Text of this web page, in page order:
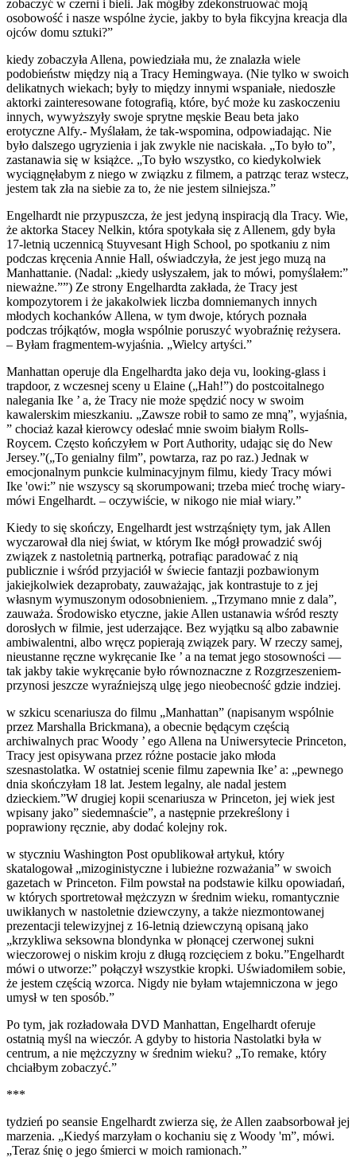
zobaczyć w czerni i bieli. Jak mógłby zdekonstruować moją
osobowość i nasze wspólne życie, jakby to była fikcyjna kreacja dla
ojców domu sztuki?”
kiedy zobaczyła Allena, powiedziała mu, że znalazła wiele
podobieństw między nią a Tracy Hemingwaya. (Nie tylko w swoich
delikatnych wiekach; były to między innymi wspaniałe, niedoszłe
aktorki zainteresowane fotografią, które, być może ku zaskoczeniu
innych, wywyższyły swoje sprytne męskie Beau beta jako
erotyczne Alfy.- Myślałam, że tak-wspomina, odpowiadając. Nie
było dalszego ugryzienia i jak zwykle nie naciskała. „To było to”,
zastanawia się w książce. „To było wszystko, co kiedykolwiek
wyciągnęłabym z niego w związku z filmem, a patrząc teraz wstecz,
jestem tak zła na siebie za to, że nie jestem silniejsza.”
Engelhardt nie przypuszcza, że jest jedyną inspiracją dla Tracy. Wie,
że aktorka Stacey Nelkin, która spotykała się z Allenem, gdy była
17-letnią uczennicą Stuyvesant High School, po spotkaniu z nim
podczas kręcenia Annie Hall, oświadczyła, że jest jego muzą na
Manhattanie. (Nadal: „kiedy usłyszałem, jak to mówi, pomyślałem:”
nieważne.””) Ze strony Engelhardta zakłada, że Tracy jest
kompozytorem i że jakakolwiek liczba domniemanych innych
młodych kochanków Allena, w tym dwoje, których poznała
podczas trójkątów, mogła wspólnie poruszyć wyobraźnię reżysera.
– Byłam fragmentem-wyjaśnia. „Wielcy artyści.”
Manhattan operuje dla Engelhardta jako deja vu, looking-glass i
trapdoor, z wczesnej sceny u Elaine („Hah!”) do postcoitalnego
nalegania Ike ’ a, że Tracy nie może spędzić nocy w swoim
kawalerskim mieszkaniu. „Zawsze robił to samo ze mną”, wyjaśnia,
” chociaż kazał kierowcy odesłać mnie swoim białym Rolls-
Roycem. Często kończyłem w Port Authority, udając się do New
Jersey.”(„To genialny film”, powtarza, raz po raz.) Jednak w
emocjonalnym punkcie kulminacyjnym filmu, kiedy Tracy mówi
Ike 'owi:” nie wszyscy są skorumpowani; trzeba mieć trochę wiary-
mówi Engelhardt. – oczywiście, w nikogo nie miał wiary.”
Kiedy to się skończy, Engelhardt jest wstrząśnięty tym, jak Allen
wyczarował dla niej świat, w którym Ike mógł prowadzić swój
związek z nastoletnią partnerką, potrafiąc paradować z nią
publicznie i wśród przyjaciół w świecie fantazji pozbawionym
jakiejkolwiek dezaprobaty, zauważając, jak kontrastuje to z jej
własnym wymuszonym odosobnieniem. „Trzymano mnie z dala”,
zauważa. Środowisko etyczne, jakie Allen ustanawia wśród reszty
dorosłych w filmie, jest uderzające. Bez wyjątku są albo zabawnie
ambiwalentni, albo wręcz popierają związek pary. W rzeczy samej,
nieustanne ręczne wykręcanie Ike ’ a na temat jego stosowności —
tak jakby takie wykręcanie było równoznaczne z Rozgrzeszeniem-
przynosi jeszcze wyraźniejszą ulgę jego nieobecność gdzie indziej.
w szkicu scenariusza do filmu „Manhattan” (napisanym wspólnie
przez Marshalla Brickmana), a obecnie będącym częścią
archiwalnych prac Woody ’ ego Allena na Uniwersytecie Princeton,
Tracy jest opisywana przez różne postacie jako młoda
szesnastolatka. W ostatniej scenie filmu zapewnia Ike’ a: „pewnego
dnia skończyłam 18 lat. Jestem legalny, ale nadal jestem
dzieckiem.”W drugiej kopii scenariusza w Princeton, jej wiek jest
wpisany jako” siedemnaście”, a następnie przekreślony i
poprawiony ręcznie, aby dodać kolejny rok.
w styczniu Washington Post opublikował artykuł, który
skatalogował „mizoginistyczne i lubieżne rozważania” w swoich
gazetach w Princeton. Film powstał na podstawie kilku opowiadań,
w których sportretował mężczyzn w średnim wieku, romantycznie
uwikłanych w nastoletnie dziewczyny, a także niezmontowanej
prezentacji telewizyjnej z 16-letnią dziewczyną opisaną jako
„krzykliwa seksowna blondynka w płonącej czerwonej sukni
wieczorowej o niskim kroju z długą rozcięciem z boku.”Engelhardt
mówi o utworze:” połączył wszystkie kropki. Uświadomiłem sobie,
że jestem częścią wzorca. Nigdy nie byłam wtajemniczona w jego
umysł w ten sposób.”
Po tym, jak rozładowała DVD Manhattan, Engelhardt oferuje
ostatnią myśl na wieczór. A gdyby to historia Nastolatki była w
centrum, a nie mężczyzny w średnim wieku? „To remake, który
chciałbym zobaczyć.”
***
tydzień po seansie Engelhardt zwierza się, że Allen zaabsorbował jej
marzenia. „Kiedyś marzyłam o kochaniu się z Woody 'm”, mówi.
„Teraz śnię o jego śmierci w moich ramionach.”